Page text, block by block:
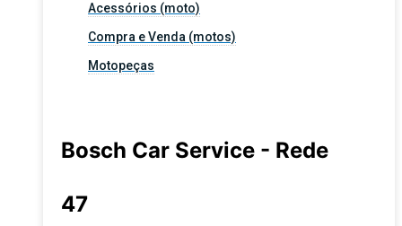
Acessórios (moto)
Compra e Venda (motos)
Motopeças
Bosch Car Service - Rede
47